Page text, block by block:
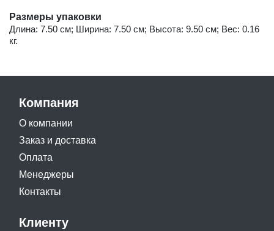
Размеры упаковки
Длина: 7.50 см; Ширина: 7.50 см; Высота: 9.50 см; Вес: 0.16
кг.
Компания
О компании
Заказ и доставка
Оплата
Менеджеры
Контакты
Клиенту